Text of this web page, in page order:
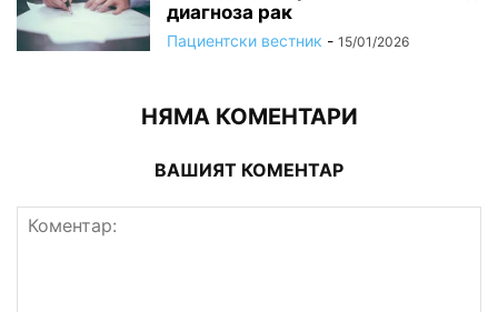
диагноза рак
Пациентски вестник - 15/01/2026
НЯМА КОМЕНТАРИ
ВАШИЯТ КОМЕНТАР